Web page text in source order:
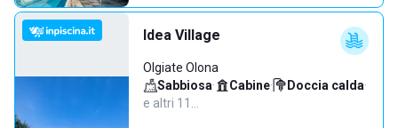
Idea Village
Olgiate Olona
Sabbiosa· Cabine· Doccia calda·
e altri 11…